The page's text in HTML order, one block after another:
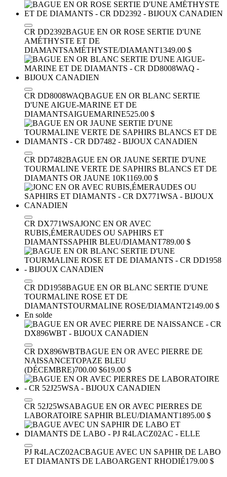
CR DD2392BAGUE EN OR ROSE SERTIE D'UNE
AMÉTHYSTE ET DE
DIAMANTSAMÉTHYSTE/DIAMANT1349.00 $
CR DD8008WAQBAGUE EN OR BLANC SERTIE
D'UNE AIGUE-MARINE ET DE
DIAMANTSAIGUEMARINE525.00 $
CR DD7482BAGUE EN OR JAUNE SERTIE D'UNE
TOURMALINE VERTE DE SAPHIRS BLANCS ET DE
DIAMANTS OR JAUNE 10K1169.00 $
CR DX771WSAJONC EN OR AVEC
RUBIS,ÉMERAUDES OU SAPHIRS ET
DIAMANTSSAPHIR BLEU/DIAMANT789.00 $
CR DD1958BAGUE EN OR BLANC SERTIE D'UNE
TOURMALINE ROSE ET DE
DIAMANTSTOURMALINE ROSE/DIAMANT2149.00 $
En solde
CR DX896WBTBAGUE EN OR AVEC PIERRE DE
NAISSANCETOPAZE BLEU
(DÉCEMBRE)700.00 $619.00 $
CR 52J25WSABAGUE EN OR AVEC PIERRES DE
LABORATOIRE SAPHIR BLEU/DIAMANT1895.00 $
PJ R4LACZ02ACBAGUE AVEC UN SAPHIR DE LABO
ET DIAMANTS DE LABOARGENT RHODIÉ179.00 $